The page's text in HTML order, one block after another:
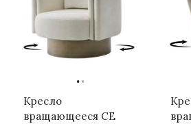
··
Кресло
вращающееся CE